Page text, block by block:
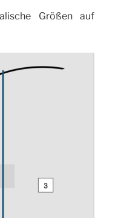
Größen auf